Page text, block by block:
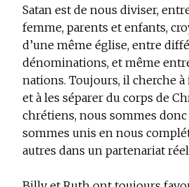
Satan est de nous diviser,
femme, parents et enfants,
d’une même église, entre
dénominations, et même
nations. Toujours, il cherche
et à les séparer du corps de
chrétiens, nous sommes
sommes unis en nous
autres dans un partenariat